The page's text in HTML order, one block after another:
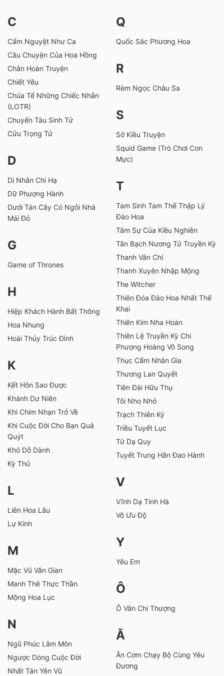
C
Cẩm Nguyệt Như Ca
Câu Chuyện Của Hoa Hồng
Chân Hoàn Truyện
Chiết Yêu
Chúa Tể Những Chiếc Nhẫn
(LOTR)
Chuyến Tàu Sinh Tử
Cửu Trọng Tử
D
Dị Nhân Chi Hạ
Dữ Phượng Hành
Dưới Tán Cây Có Ngôi Nhà
Mái Đỏ
G
Game of Thrones
H
Hiệp Khách Hành Bất Thông
Hoa Nhung
Hoài Thủy Trúc Đình
K
Kết Hôn Sao Được
Khánh Dư Niên
Khi Chim Nhạn Trở Về
Khi Cuộc Đời Cho Bạn Quả
Quýt
Khó Dỗ Dành
Kỳ Thủ
L
Liên Hoa Lâu
Lự Kính
M
Mặc Vũ Vân Gian
Manh Thê Thực Thần
Mộng Hoa Lục
N
Ngũ Phúc Lâm Môn
Ngược Dòng Cuộc Đời
Nhất Tán Yên Vũ
Q
Quốc Sắc Phương Hoa
R
Rèm Ngọc Châu Sa
S
Sở Kiều Truyện
Squid Game (Trò Chơi Con
Mực)
T
Tam Sinh Tam Thế Thập Lý
Đào Hoa
Tâm Sự Của Kiều Nghiên
Tân Bạch Nương Tử Truyền Kỳ
Thanh Vân Chí
Thanh Xuyên Nhập Mộng
The Witcher
Thiên Đóa Đào Hoa Nhất Thế
Khai
Thiên Kim Nha Hoàn
Thiên Lệ Truyền Kỳ Chi
Phượng Hoàng Vô Song
Thục Cẩm Nhân Gia
Thương Lan Quyết
Tiên Đài Hữu Thụ
Tôi Nho Nhỏ
Trạch Thiên Ký
Triều Tuyết Lục
Tử Dạ Quy
Tuyết Trung Hãn Đao Hành
V
Vĩnh Dạ Tinh Hà
Vô Ưu Độ
Y
Yêu Em
Ô
Ô Vân Chi Thượng
Ă
Ăn Cơm Chạy Bộ Cùng Yêu
Đương